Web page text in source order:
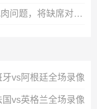
药厂官方：安德里希出现肌肉问题，将缺席对阵纽卡和森林的热身赛
vs阿根廷全场录像
vs英格兰全场录像